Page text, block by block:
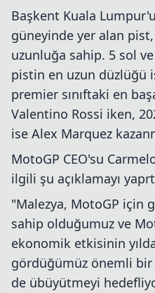
Başkent Kuala
güneyinde yer alan
uzunluğa sahip. 5 sol
pistin en uzun düzlüğü
premier sınıftaki en
Valentino Rossi iken,
ise Alex Marquez
MotoGP CEO'su
ilgili şu açıklamayı
"Malezya, MotoGP için
sahip olduğumuz ve
ekonomik etkisinin
gördüğümüz önemli
de übüyütmeyi